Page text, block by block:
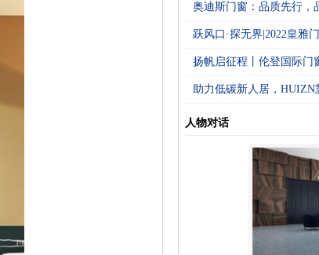
奥迪斯门窗：品质先行，
跃风口·探无界|2022皇雅
扬帆启征程丨伦登国际门
助力低碳新人居，HUIZN
人物对话